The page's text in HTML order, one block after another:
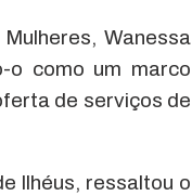
Wanessa
o como um marco
de serviços de
Ilhéus, ressaltou o